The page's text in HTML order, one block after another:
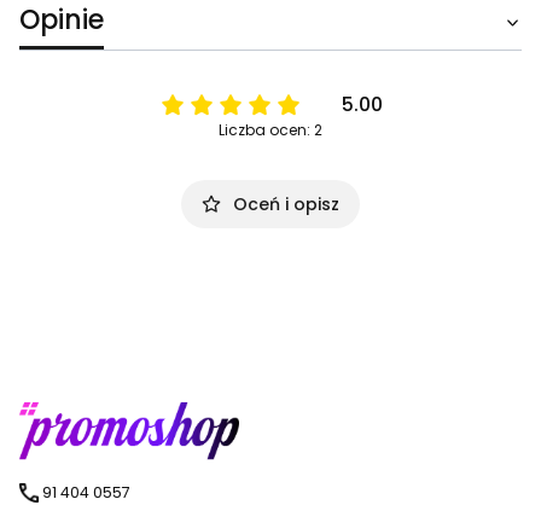
Opinie
5.00
Liczba ocen: 2
Oceń i opisz
91 404 0557